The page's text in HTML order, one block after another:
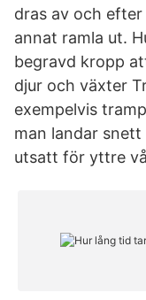
dras av och
annat ramla ut.
begravd kropp
djur och växter
exempelvis
man landar
utsatt för yttre